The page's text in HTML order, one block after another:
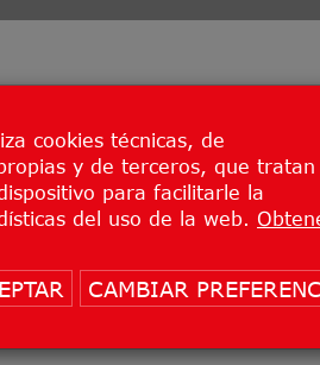
cookies técnicas, de
y de terceros, que tratan
para facilitarle la
del uso de la web.
CAMBIAR